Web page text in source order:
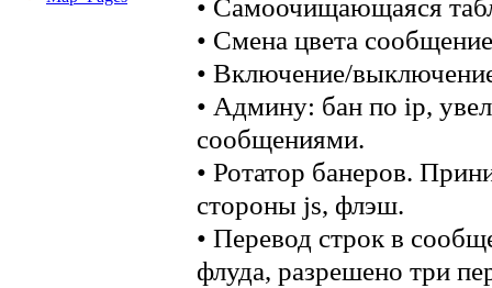
• Самоочищающаяся
• Смена цвета
• Включение/
• Админу: бан по ip,
сообщениями.
• Ротатор банеров.
стороны js, флэш.
• Перевод строк в
флуда, разрешено три